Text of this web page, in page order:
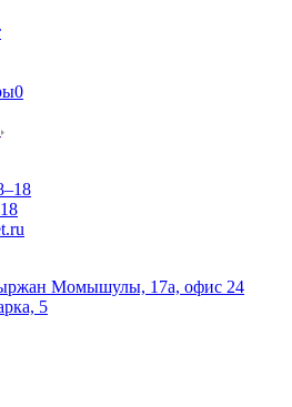
0
Момышулы, 17а, офис 24
5